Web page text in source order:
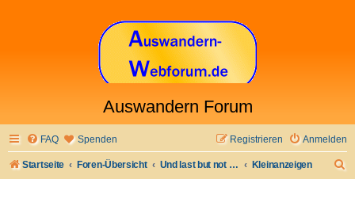
Auswandern Forum
FAQ Spenden Anmelden
Registrieren
Startseite Foren-Übersicht Und last but not least Kleinanzeigen